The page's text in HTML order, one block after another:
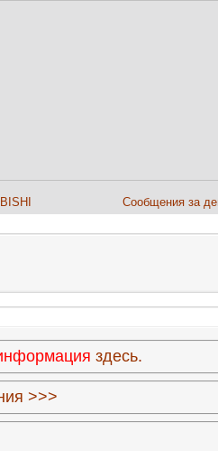
Сообщения за
здесь.
>>>